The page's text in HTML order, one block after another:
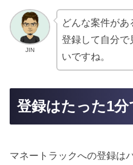
JIN
どんな案件があ
登録して自分で
いですね。
登録はたった1分
マネートラックへの登録は